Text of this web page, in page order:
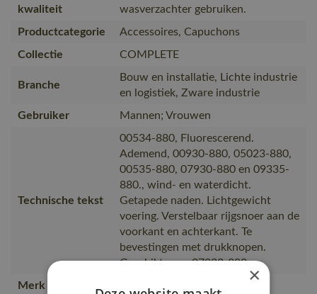
kwaliteit
wasverzachter gebruiken.
Productcategorie
Accessoires, Capuchons
Collectie
COMPLETE
Branche
Bouw en installatie, Lichte industrie
en logistiek, Zware industrie
Gebruiker
Mannen; Vrouwen
Technische tekst
00534-880, Fluorescerend.
Ademend, 00930-880, 05023-880,
00535-880, 07930-880 en 09335-
880., wind- en waterdicht.
Getapede naden. Lichtgewicht
voering. Verstelbaar rijgsnoer aan de
voorkant en achterkant. Te
bevestingen met drukknopen.
Geschikt voor 07223-880
Merk
×